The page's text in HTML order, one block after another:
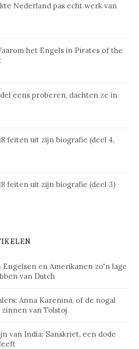
Nederland pas echt werk van
het Engels in Pirates of the
eens proberen, dachten ze in
feiten uit zijn biografie (deel 4,
feiten uit zijn biografie (deel 3)
Engelsen en Amerikanen zo'n lage
van Dutch
Anna Karenina, of de nogal
van Tolstoj
van India: Sanskriet, een dode